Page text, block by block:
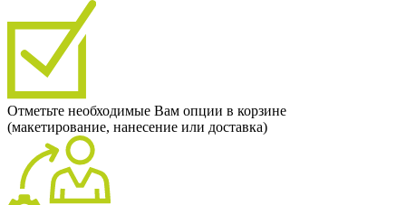
Отметьте необходимые Вам опции в корзине
(макетирование, нанесение или доставка)